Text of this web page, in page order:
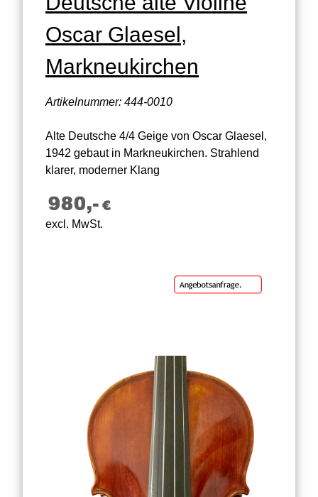
Oscar Glaesel,
Markneukirchen
Artikelnummer: 444-0010
Alte Deutsche 4/4 Geige von Oscar Glaesel,
1942 gebaut in Markneukirchen. Strahlend
klarer, moderner Klang
excl. MwSt.